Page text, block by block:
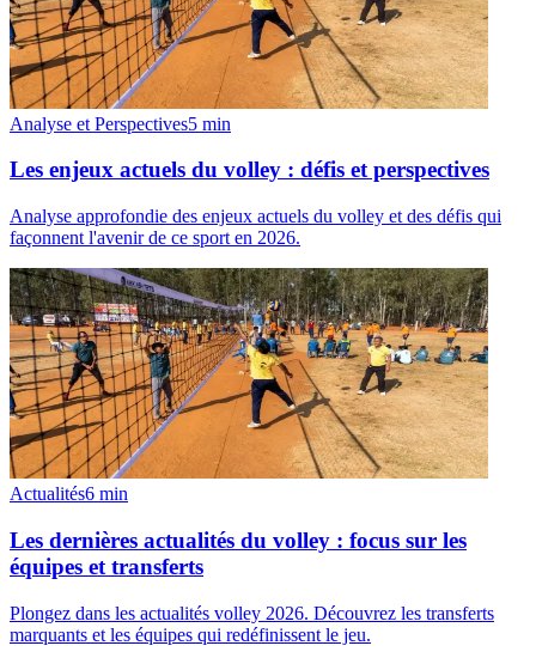
Analyse et Perspectives5 min
Les enjeux actuels du volley : défis et perspectives
Analyse approfondie des enjeux actuels du volley et des défis qui
façonnent l'avenir de ce sport en 2026.
Actualités6 min
Les dernières actualités du volley : focus sur les
équipes et transferts
Plongez dans les actualités volley 2026. Découvrez les transferts
marquants et les équipes qui redéfinissent le jeu.